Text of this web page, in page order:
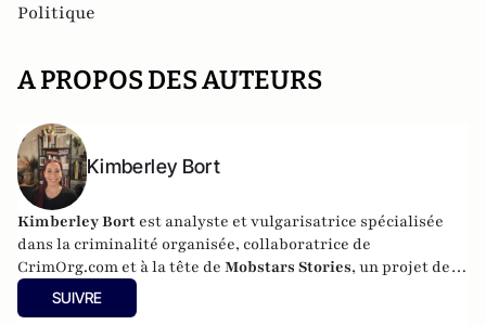
Politique
A PROPOS DES AUTEURS
Kimberley Bort
Kimberley Bort est analyste et vulgarisatrice spécialisée
dans la criminalité organisée, collaboratrice de
CrimOrg.com et à la tête de Mobstars Stories, un projet de
contenus sur les réseaux sociaux qui explore les
dynamiques du crime organisé et ses représentations.
SUIVRE